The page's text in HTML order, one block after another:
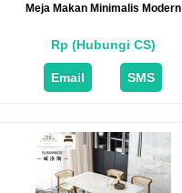
Meja Makan Minimalis Modern
Rp (Hubungi CS)
Email SMS